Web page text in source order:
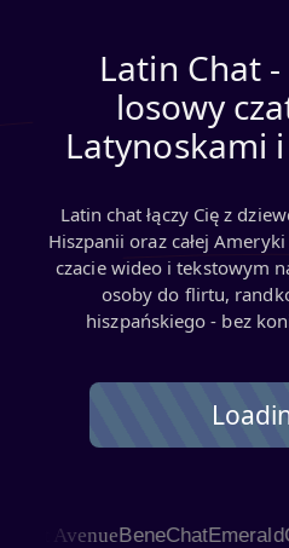
Latin Chat
losowy
Latynoskami
Latin chat łączy Cię z
Hiszpanii oraz całej
czacie wideo i tekstowym
osoby do flirtu,
hiszpańskiego - bez
AvenueBeneChatEmeraldChat